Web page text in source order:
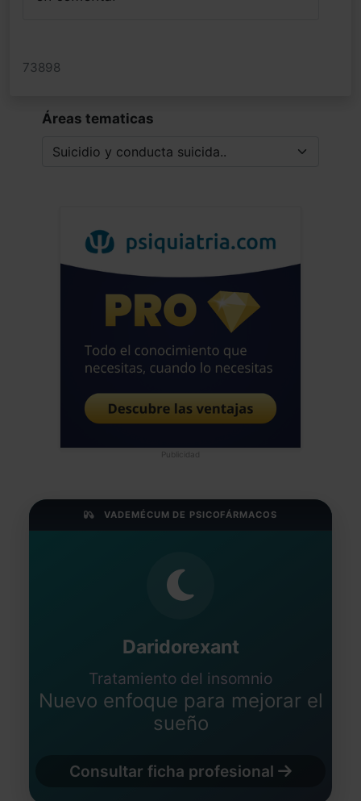
73898
Áreas tematicas
Publicidad
VADEMÉCUM DE PSICOFÁRMACOS
Daridorexant
Tratamiento del insomnio
Nuevo enfoque para mejorar el
sueño
Consultar ficha profesional